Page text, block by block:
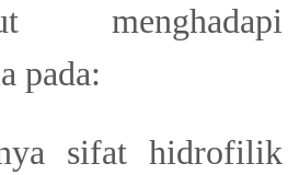
menghadapi
pada:
sifat hidrofilik